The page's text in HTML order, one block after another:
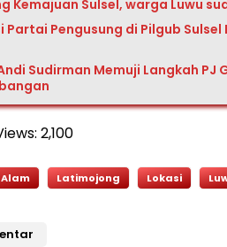
Kemajuan Sulsel, warga Luwu
Partai Pengusung di Pilgub
Sudirman Memuji Langkah PJ
2,100
Latimojong Lokasi